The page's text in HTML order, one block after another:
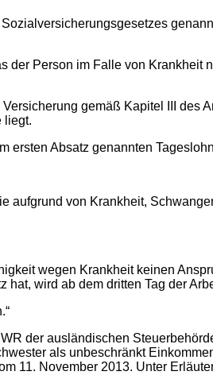
Person im Falle von Krankheit
gemäß Kapitel III des
liegt.
Absatz genannten
von Krankheit,
wegen Krankheit keinen
wird ab dem dritten Tag der
der ausländischen
als unbeschränkt
11. November 2013. Unter